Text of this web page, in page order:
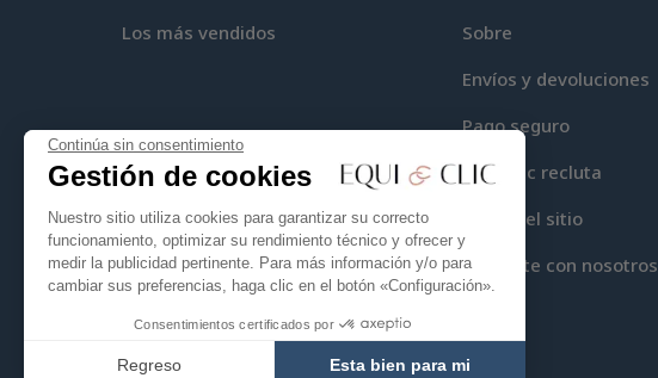
Continúa sin consentimiento
Gestión de cookies
Nuestro sitio utiliza cookies para garantizar su correcto
funcionamiento, optimizar su rendimiento técnico y ofrecer y
medir la publicidad pertinente. Para más información y/o para
cambiar sus preferencias, haga clic en el botón «Configuración».
Consentimientos certificados por
Regreso Esta bien para mi
Los más vendidos
Sobre
Envíos y devoluciones
Pago seguro
Equi-Clic recluta
Mapa del sitio
Contacte con nosotros